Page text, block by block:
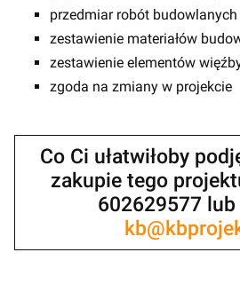
przedmiar robót budowlanych
zestawienie materiałów
zestawienie elementów
zgoda na zmiany w projekcie
Co Ci ułatwiłoby
zakupie tego
602629577